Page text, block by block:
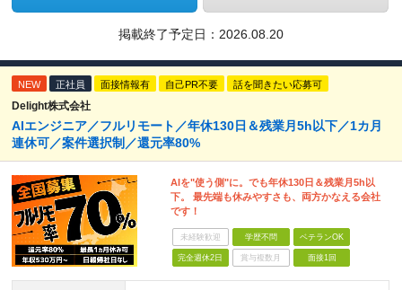
掲載終了予定日： 2026.08.20
NEW 正社員 面接情報有 自己PR不要 話を聞きたい応募可
Delight株式会社
AIエンジニア／フルリモート／年休130日＆残業月5h以下／1カ月
連休可／案件選択制／還元率80%
AIを"使う側"に。でも年休130日＆残業月5h以
下。 最先端も休みやすさも、両方かなえる会社
です！
未経験歓迎 学歴不問 ベテランOK
完全週休2日 賞与複数月 面接1回